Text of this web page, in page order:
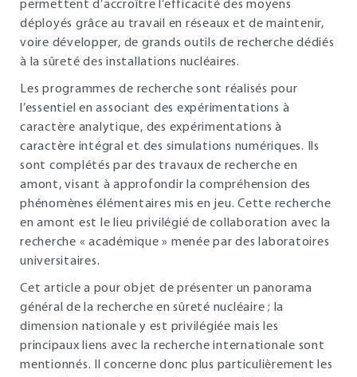
permettent d’accroître l’efficacité des moyens
déployés grâce au travail en réseaux et de maintenir,
voire développer, de grands outils de recherche dédiés
à la sûreté des installations nucléaires.
Les programmes de recherche sont réalisés pour
l’essentiel en associant des expérimentations à
caractère analytique, des expérimentations à
caractère intégral et des simulations numériques. Ils
sont complétés par des travaux de recherche en
amont, visant à approfondir la compréhension des
phénomènes élémentaires mis en jeu. Cette recherche
en amont est le lieu privilégié de collaboration avec la
recherche « académique » menée par des laboratoires
universitaires.
Cet article a pour objet de présenter un panorama
général de la recherche en sûreté nucléaire ; la
dimension nationale y est privilégiée mais les
principaux liens avec la recherche internationale sont
mentionnés. Il concerne donc plus particulièrement les